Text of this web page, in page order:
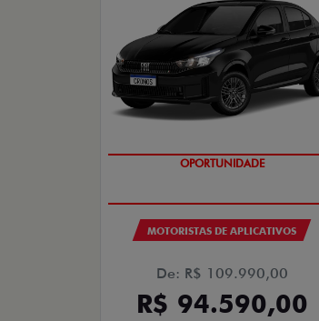
OPORTUNIDADE
MOTORISTAS DE APLICATIVOS
De: R$ 109.990,00
R$ 94.590,00